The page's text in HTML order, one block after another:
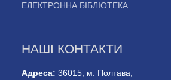
ЕЛЕКТРОННА БІБЛІОТЕКА
НАШІ КОНТАКТИ
Адреса: 36015, м. Полтава,